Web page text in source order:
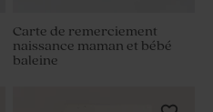
Carte de remerciement
naissance maman et bébé
baleine